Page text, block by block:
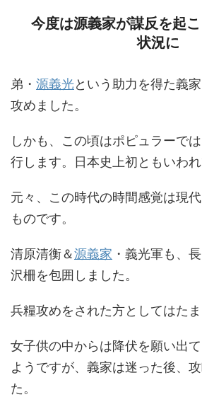
今度は源義家が謀反を起
状況に
弟・ 源義光という助力を得た義
攻めました。
しかも、この頃はポピュラーで
行します。日本史上初ともいわれ
元々、この時代の時間感覚は現
ものです。
清原清衡＆源義家 ・義光軍も、
沢柵を包囲しました。
兵糧攻めをされた方としてはたま
女子供の中からは降伏を願い出
ようですが、義家は迷った後、
た。